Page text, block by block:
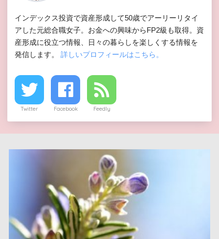
インデックス投資で資産形成して50歳でアーリーリタイ
アした元総合職女子。お金への興味からFP2級も取得。資
産形成に役立つ情報、日々の暮らしを楽しくする情報を
発信します。 詳しいプロフィールはこちら。
Twitter Facebook Feedly